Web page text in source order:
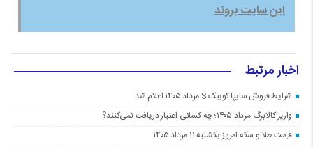
این سایت بروند
اخبار مرتبط
شرایط فروش سایپا کوییک S مرداد ۱۴۰۵ اعلام شد
واریز کالابرگ مرداد ۱۴۰۵؛ چه کسانی اعتبار دریافت نمی‌کنند؟
قیمت طلا و سکه امروز یکشنبه ۱۱ مرداد ۱۴۰۵